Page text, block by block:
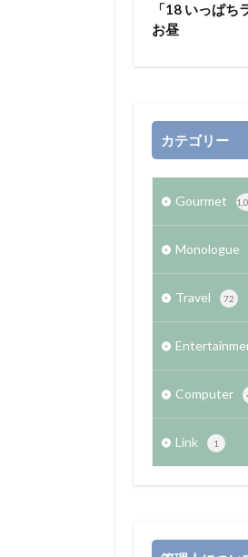
「18 いっぱち
お昼
カテゴリー
Gourmet
Monologue
Travel 72
Computer
Link 1